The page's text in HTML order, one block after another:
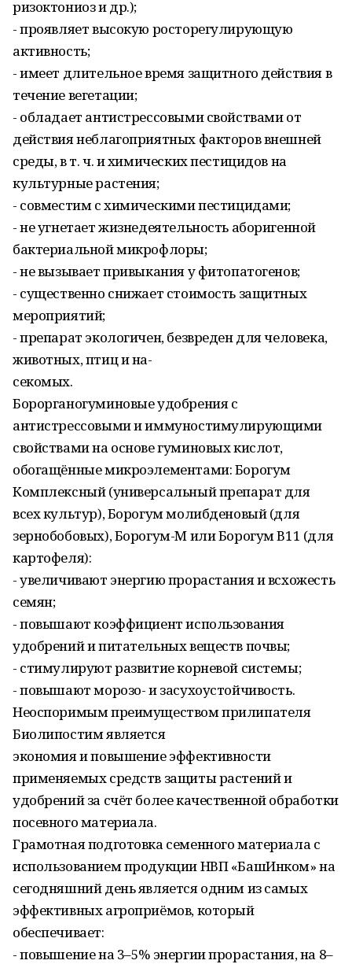
ризоктониоз и др.);
- проявляет высокую росторегулирующую
активность;
- имеет длительное время защитного действия в
течение вегетации;
- обладает антистрессовыми свойствами от
действия неблагоприятных факторов внешней
среды, в т. ч. и химических пестицидов на
культурные растения;
- совместим с химическими пестицидами;
- не угнетает жизнедеятельность аборигенной
бактериальной микрофлоры;
- не вызывает привыкания у фитопатогенов;
- существенно снижает стоимость защитных
мероприятий;
- препарат экологичен, безвреден для человека,
животных, птиц и на-
секомых.
Борорганогуминовые удобрения с
антистрессовыми и иммуностимулирующими
свойствами на основе гуминовых кислот,
обогащённые микроэлементами: Борогум
Комплексный (универсальный препарат для
всех культур), Борогум молибденовый (для
зернобобовых), Борогум-М или Борогум В11 (для
картофеля):
- увеличивают энергию прорастания и всхожесть
семян;
- повышают коэффициент использования
удобрений и питательных веществ почвы;
- стимулируют развитие корневой системы;
- повышают морозо- и засухоустойчивость.
Неоспоримым преимуществом прилипателя
Биолипостим является
экономия и повышение эффективности
применяемых средств защиты растений и
удобрений за счёт более качественной обработки
посевного материала.
Грамотная подготовка семенного материала с
использованием продукции НВП «БашИнком» на
сегодняшний день является одним из самых
эффективных агроприёмов, который
обеспечивает:
- повышение на 3–5% энергии прорастания, на 8–